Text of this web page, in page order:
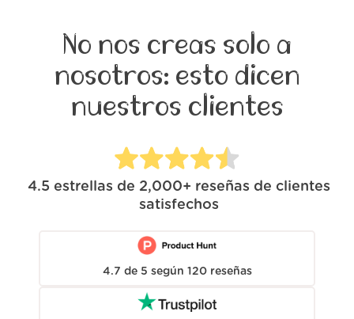
No nos creas solo a
nosotros: esto dicen
nuestros clientes
4.5 estrellas de 2,000+ reseñas de clientes
satisfechos
4.7 de 5 según 120 reseñas